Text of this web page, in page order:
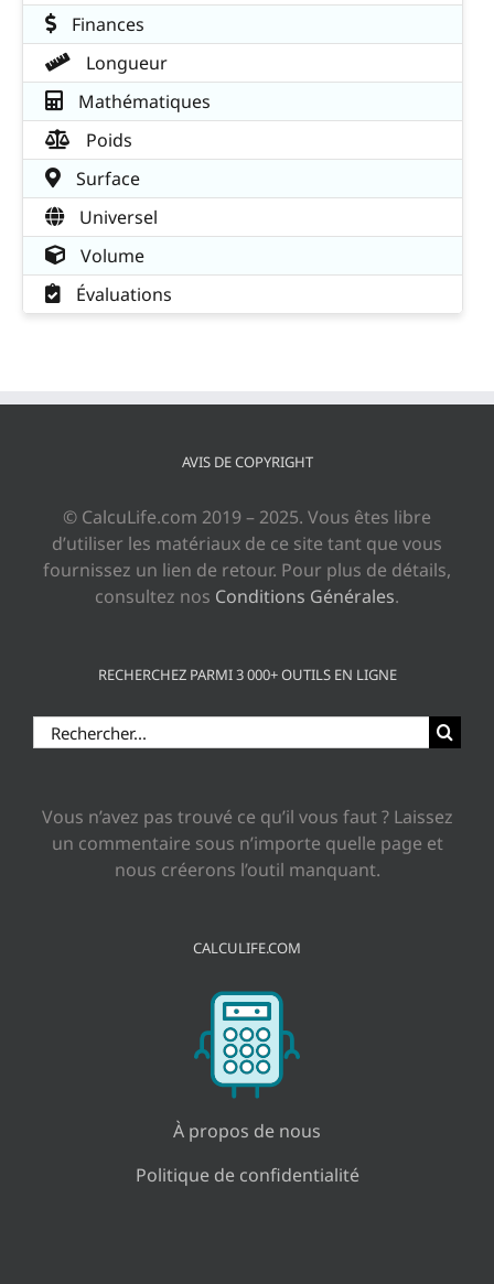
Finances
Longueur
Mathématiques
Poids
Surface
Universel
Volume
Évaluations
AVIS DE COPYRIGHT
© CalcuLife.com 2019 – 2025. Vous êtes libre
d’utiliser les matériaux de ce site tant que vous
fournissez un lien de retour. Pour plus de détails,
consultez nos Conditions Générales.
RECHERCHEZ PARMI 3 000+ OUTILS EN LIGNE
Rechercher:
Vous n’avez pas trouvé ce qu’il vous faut ? Laissez
un commentaire sous n’importe quelle page et
nous créerons l’outil manquant.
CALCULIFE.COM
À propos de nous
Politique de confidentialité